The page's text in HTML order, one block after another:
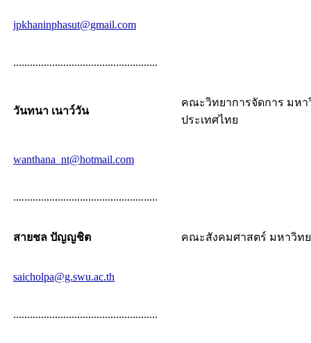
jpkhaninphasut@gmail.com
....................................................
วันทนา เนาว์วัน
คณะวิทยาการจัดการ มห
ประเทศไทย
wanthana_nt@hotmail.com
....................................................
สายชล ปัญญชิต คณะสังคมศาสตร์ มหาวิท
saicholpa@g.swu.ac.th
....................................................